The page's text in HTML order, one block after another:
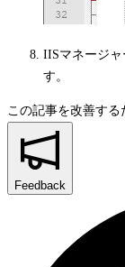
IISマネージャ
す。
この記事を改善する
Feedback